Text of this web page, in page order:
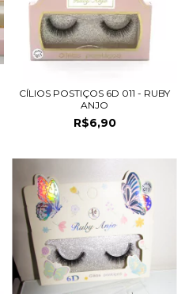
CÍLIOS POSTIÇOS 6D 011 - RUBY
ANJO
R$6,90